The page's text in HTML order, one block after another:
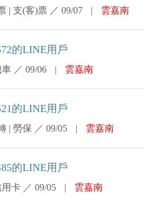
| 支(客)票 ／ 09/07 | 雲嘉南
的LINE用戶
車 ／ 09/06 | 雲嘉南
的LINE用戶
| 勞保 ／ 09/05 | 雲嘉南
的LINE用戶
用卡 ／ 09/05 | 雲嘉南